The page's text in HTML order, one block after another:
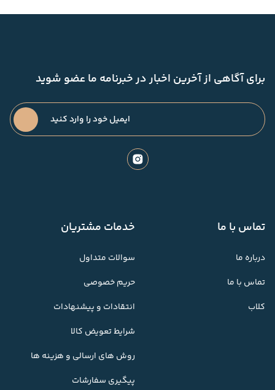
برای آگاهی از آخرین اخبار در خبرنامه ما عضو شوید
تماس با ما
درباره ما
تماس با ما
کلاب
خدمات مشتریان
سوالات متداول
حریم خصوصی
انتقادات و پیشنهادات
شرایط تعویض کالا
روش های ارسالی و هزینه ها
پیگیری سفارشات